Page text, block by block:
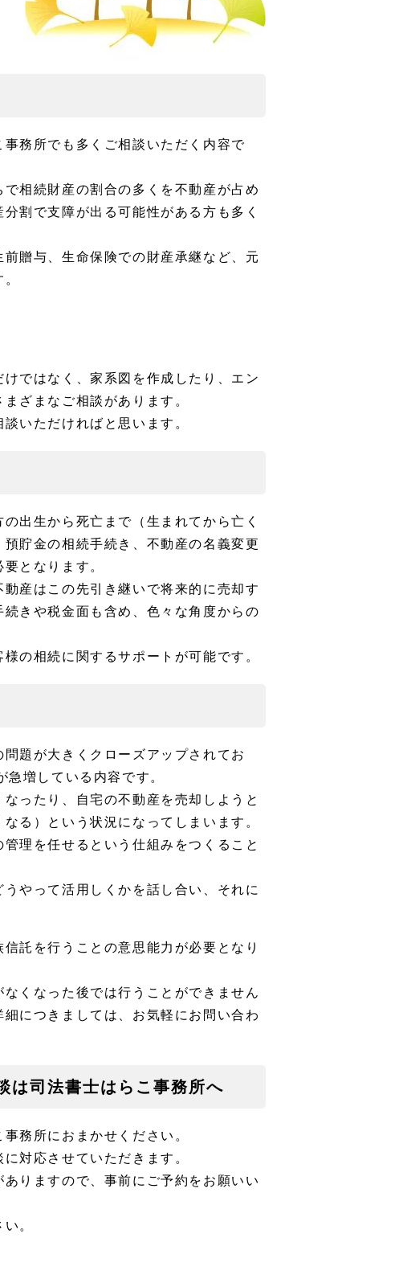
務所でも多くご相談いただく内容で
相続財産の割合の多くを不動産が占め
割で支障が出る可能性がある方も多く
贈与、生命保険での財産承継など、元
ではなく、家系図を作成したり、エン
ざまなご相談があります。
いただければと思います。
出生から死亡まで（生まれてから亡く
貯金の相続手続き、不動産の名義変更
となります。
産はこの先引き継いで将来的に売却す
きや税金面も含め、色々な角度からの
の相続に関するサポートが可能です。
題が大きくクローズアップされてお
増している内容です。
ったり、自宅の不動産を売却しようと
る）という状況になってしまいます。
理を任せるという仕組みをつくること
やって活用しくかを話し合い、それに
託を行うことの意思能力が必要となり
くなった後では行うことができません
につきましては、お気軽にお問い合わ
は司法書士はらこ事務所へ
務所におまかせください。
対応させていただきます。
りますので、事前にご予約をお願いい
。